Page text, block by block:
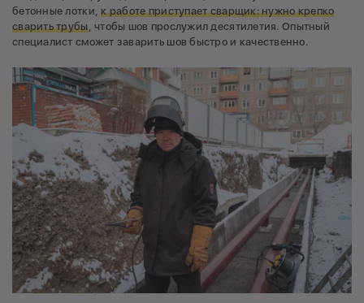
бетонные лотки,к работе приступает сварщик: нужно крепко
сварить трубы, чтобы шов прослужил десятилетия. Опытный
специалист сможет заварить шов быстро и качественно.